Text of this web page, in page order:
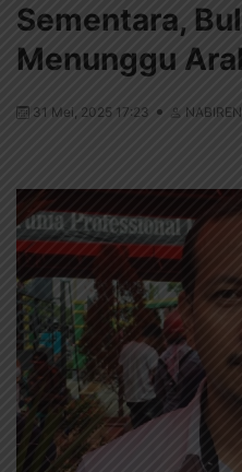
Sementara,
Menunggu
31 Mei, 2025 17:23